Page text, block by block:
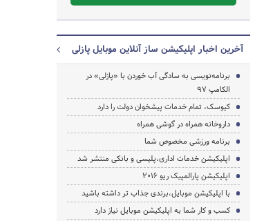
آخرین اخبار اپلیکیشن ساز آنلاین موبایل پازلی
برنامه‌نویسی به سادگی آب خوردن با «پازلی» در
الکامپ 97
کیوسک، تمام خدمات پیشخوان دولت را دارد
داروخانه همراه در گوشی همراه
برنامه ورزشی مخصوص شما
اپلیکیشن خدمات اداری،پلیسی و بانکی منتشر شد
اپلیکیشن پارالمپیک ریو 2016
با اپلیکیشن موبایل،برندی جذاب تر داشته باشید
کسب و کار شما به اپلیکیشن موبایل نیاز دارد